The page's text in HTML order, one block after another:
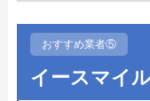
み、その分の人
品を提供すること
おすすめ業者⑤
イースマイ